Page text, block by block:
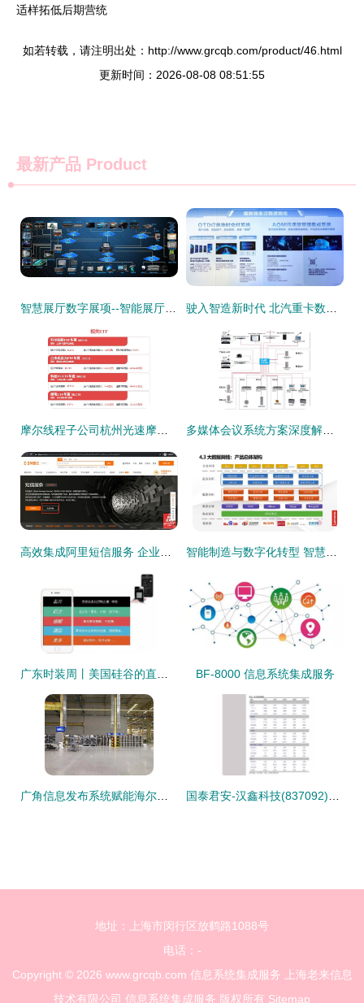
适样拓低后期营统
如若转载，请注明出处：http://www.grcqb.com/product/46.html
更新时间：2026-08-08 08:51:55
最新产品 Product
BF-8000 信息系统集成服务
地址：上海市闵行区放鹤路1088号
电话：-
Copyright © 2026 www.grcqb.com 信息系统集成服务
上海老来信息
技术有限公司 信息系统集成服务 版权所有 Sitemap